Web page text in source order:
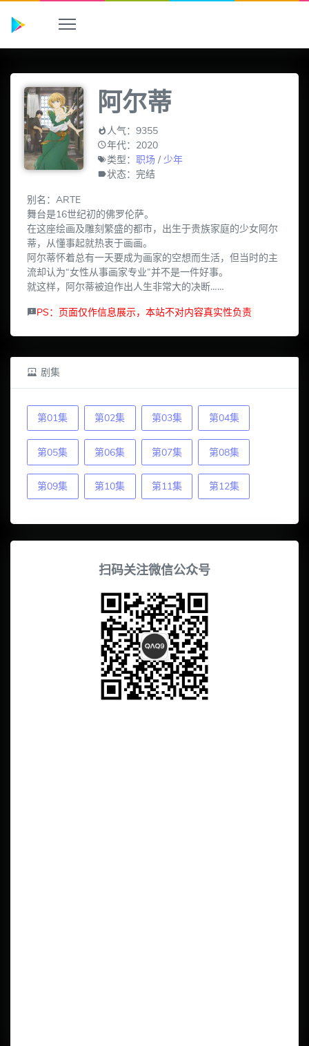
阿尔蒂
人气：9355
年代：2020
类型： 职场 / 少年
状态：完结
别名：ARTE
舞台是16世纪初的佛罗伦萨。
在这座绘画及雕刻繁盛的都市，出生于贵族家庭的少女阿尔
蒂，从懂事起就热衷于画画。
阿尔蒂怀着总有一天要成为画家的空想而生活，但当时的主
流却认为“女性从事画家专业”并不是一件好事。
就这样，阿尔蒂被迫作出人生非常大的决断……
PS：页面仅作信息展示，本站不对内容真实性负责
剧集
第01集 第02集 第03集 第04集
第05集 第06集 第07集 第08集
第09集 第10集 第11集 第12集
扫码关注微信公众号